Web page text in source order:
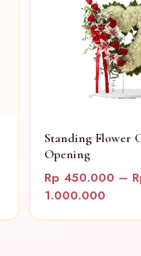
Standing Flower
Opening
Rp 450.000 –
1.000.000